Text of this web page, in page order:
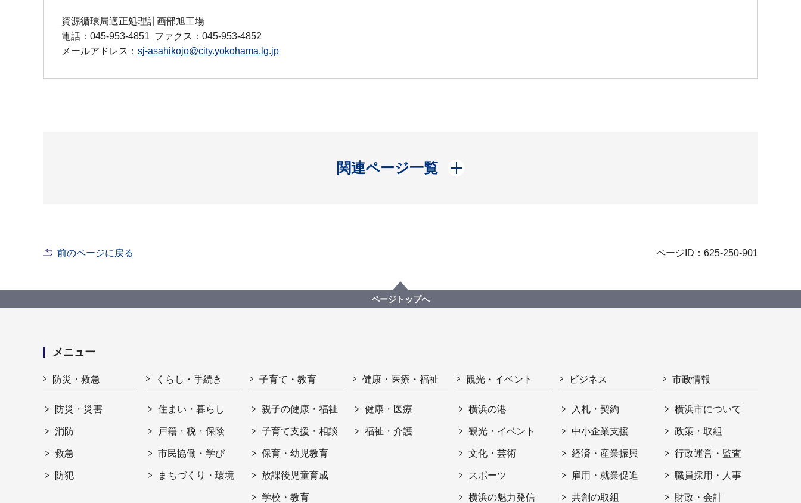
資源循環局適正処理計画部旭工場
電話：045-953-4851 ファクス：045-953-4852
メールアドレス： sj-asahikojo@city.yokohama.lg.jp
関連ページ一覧
開く
前のページに戻る ページID：625-250-901
ページトップへ
メニュー
防災・救急
防災・災害
消防
救急
防犯
くらし・手続き
住まい・暮らし
戸籍・税・保険
市民協働・学び
まちづくり・環境
子育て・教育
親子の健康・福祉
子育て支援・相談
保育・幼児教育
放課後児童育成
学校・教育
健康・医療・福祉
健康・医療
福祉・介護
観光・イベント
横浜の港
観光・イベント
文化・芸術
スポーツ
横浜の魅力発信
ビジネス
入札・契約
中小企業支援
経済・産業振興
雇用・就業促進
共創の取組
市政情報
横浜市について
政策・取組
行政運営・監査
職員採用・人事
財政・会計